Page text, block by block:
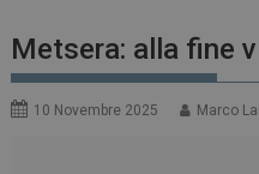
Metsera: alla fine
10 Novembre 2025 Marco